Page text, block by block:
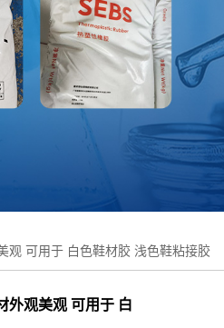
观 可用于 白色鞋材胶 浅色鞋粘接胶
外观美观 可用于 白